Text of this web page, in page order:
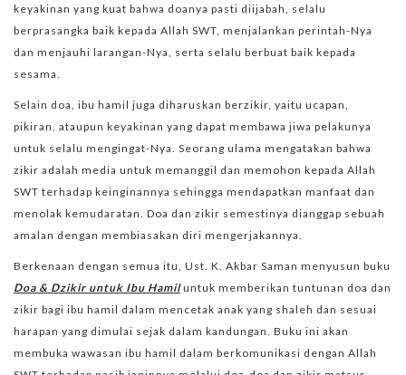
keyakinan yang kuat bahwa doanya pasti diijabah, selalu
berprasangka baik kepada Allah SWT, menjalankan perintah-Nya
dan menjauhi larangan-Nya, serta selalu berbuat baik kepada
sesama.
Selain doa, ibu hamil juga diharuskan berzikir, yaitu ucapan,
pikiran, ataupun keyakinan yang dapat membawa jiwa pelakunya
untuk selalu mengingat-Nya. Seorang ulama mengatakan bahwa
zikir adalah media untuk memanggil dan memohon kepada Allah
SWT terhadap keinginannya sehingga mendapatkan manfaat dan
menolak kemudaratan. Doa dan zikir semestinya dianggap sebuah
amalan dengan membiasakan diri mengerjakannya.
Berkenaan dengan semua itu, Ust. K. Akbar Saman menyusun buku
Doa & Dzikir untuk Ibu Hamiluntuk memberikan tuntunan doa dan
zikir bagi ibu hamil dalam mencetak anak yang shaleh dan sesuai
harapan yang dimulai sejak dalam kandungan. Buku ini akan
membuka wawasan ibu hamil dalam berkomunikasi dengan Allah